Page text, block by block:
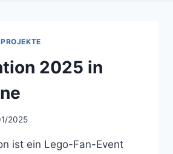
PROJEKTE
2025 in
2025
ist ein Lego-Fan-Event